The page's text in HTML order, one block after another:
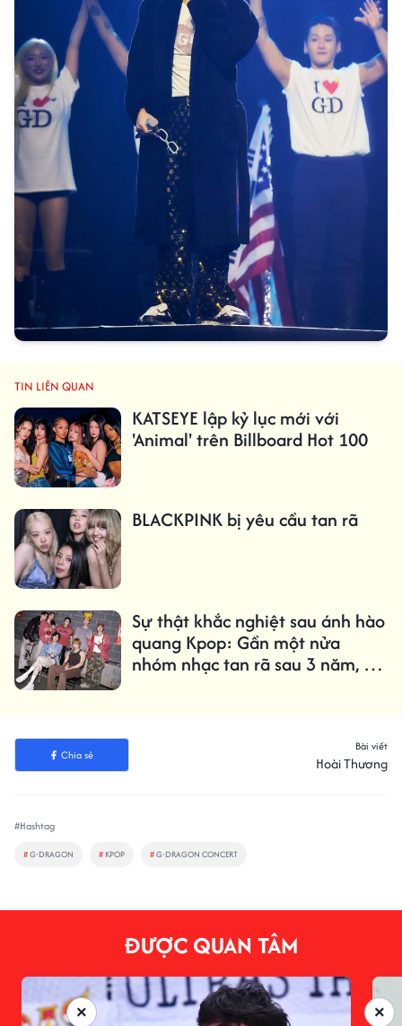
TIN LIÊN QUAN
KATSEYE lập kỷ lục mới với
'Animal' trên Billboard Hot 100
BLACKPINK bị yêu cầu tan rã
Sự thật khắc nghiệt sau ánh hào
quang Kpop: Gần một nửa
nhóm nhạc tan rã sau 3 năm, chỉ
Chia sẻ
Bài viết
Hoài Thương
#Hashtag
#G-DRAGON # KPOP #G-DRAGON CONCERT
ĐƯỢC QUAN TÂM
×
×